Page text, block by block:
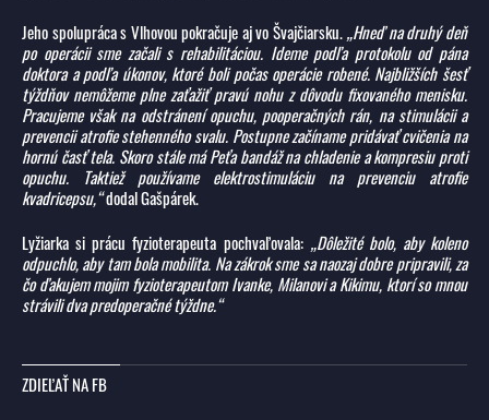
Jeho spolupráca s Vlhovou pokračuje aj vo Švajčiarsku.„Hneď na druhý deň
po operácii sme začali s rehabilitáciou. Ideme podľa protokolu od pána
doktora a podľa úkonov, ktoré boli počas operácie robené. Najbližších šesť
týždňov nemôžeme plne zaťažiť pravú nohu z dôvodu fixovaného menisku.
Pracujeme však na odstránení opuchu, pooperačných rán, na stimulácii a
prevencii atrofie stehenného svalu. Postupne začíname pridávať cvičenia na
hornú časť tela. Skoro stále má Peťa bandáž na chladenie a kompresiu proti
opuchu. Taktiež používame elektrostimuláciu na prevenciu atrofie
kvadricepsu,“dodal Gašpárek.
Lyžiarka si prácu fyzioterapeuta pochvaľovala: „Dôležité bolo, aby koleno
odpuchlo, aby tam bola mobilita. Na zákrok sme sa naozaj dobre pripravili, za
čo ďakujem mojim fyzioterapeutom Ivanke, Milanovi a Kikimu, ktorí so mnou
strávili dva predoperačné týždne.“
ZDIEĽAŤ NA FB